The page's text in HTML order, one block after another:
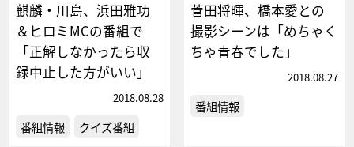
麒麟・川島、浜田雅功
＆ヒロミMCの番組で
「正解しなかったら収
録中止した方がいい」
2018.08.28
番組情報 クイズ番組
菅田将暉、橋本愛との
撮影シーンは「めちゃく
ちゃ青春でした」
2018.08.27
番組情報